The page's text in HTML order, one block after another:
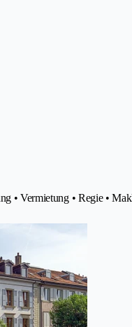
• Vermietung • Regie •